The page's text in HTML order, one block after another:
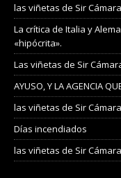
las viñetas de Sir Cámara
La crítica de Italia y
«hipócrita».
Las viñetas de Sir
AYUSO, Y LA AGENCIA
las viñetas de Sir Cámara
Días incendiados
las viñetas de Sir Cámara